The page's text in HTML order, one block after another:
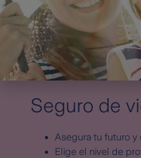
Seguro de
Asegura tu futuro y
Elige el nivel de